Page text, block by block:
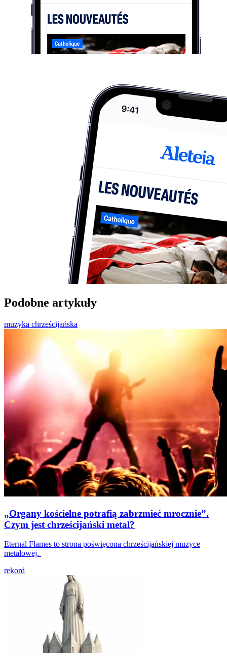
Podobne artykuły
muzyka chrześcijańska
„Organy kościelne potrafią zabrzmieć mrocznie”.
Czym jest chrześcijański metal?
Eternal Flames to strona poświęcona chrześcijańskiej muzyce
metalowej.
rekord